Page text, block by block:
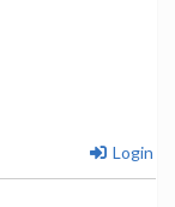
Login